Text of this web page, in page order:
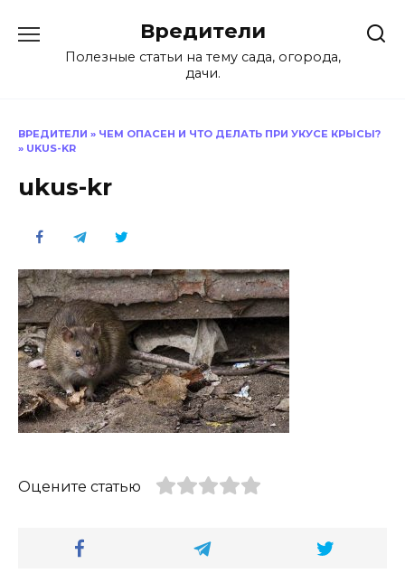
содержанию
Вредители
Полезные статьи на тему сада, огорода,
дачи.
ВРЕДИТЕЛИ » ЧЕМ ОПАСЕН И ЧТО ДЕЛАТЬ ПРИ УКУСЕ КРЫСЫ?
» UKUS-KR
ukus-kr
Оцените статью